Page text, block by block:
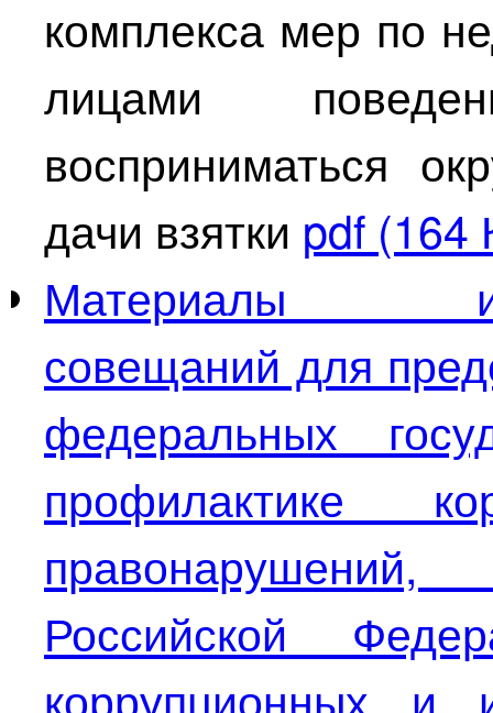
комплекса мер по
лицами
восприниматься
дачи взятки pdf (164
Материалы
совещаний для
федеральных
профилактике
Российской
коррупционных и